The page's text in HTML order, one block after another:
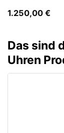
1.250,00 €
Das sind
Uhren